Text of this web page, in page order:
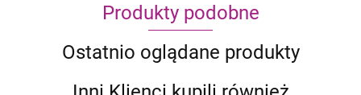
Produkty podobne
Ostatnio oglądane produkty